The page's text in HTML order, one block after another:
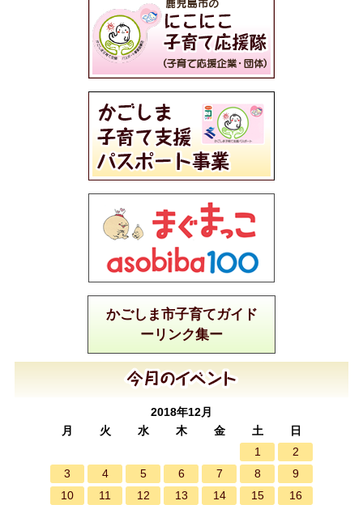
かごしま市子育てガイド
ーリンク集ー
2018年12月
月
火 水 木 金 土
日
1
2
3
4 5 6 7 8
9
10
11 12 13 14 15
16